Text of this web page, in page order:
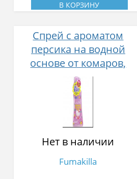
В КОРЗИНУ
Спрей с ароматом
персика на водной
основе от комаров,
мошек, слепней,
клещей Fumakilla Skin
Vape Mist Hello Kitty 200
мл
Нет в наличии
Fumakilla